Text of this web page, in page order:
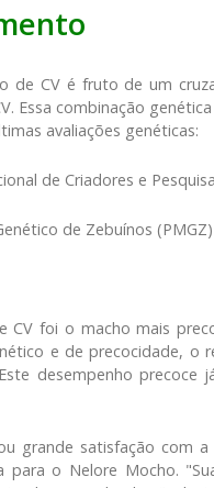
de CV é fruto de um
Essa combinação
avaliações genéticas:
de Criadores e
de Zebuínos
CV foi o macho mais
e de precocidade, o
desempenho precoce
grande satisfação com
o Nelore Mocho.